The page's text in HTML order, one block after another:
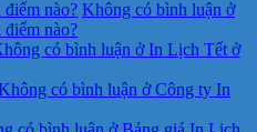
nào? Không có bình luận ở
nào?
có bình luận ở In Lịch Tết ở
có bình luận ở Công ty In